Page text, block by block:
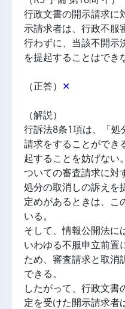
行政文書の開示請求に
示請求者は、行政不服
行わずに、当該不開示
を提起することはでき
（正答） ✕
（解説）
行訴法8条1項は、「
請求をすることができ
起することを妨げない
ついての審査請求に対
処分の取消しの訴えを
定めがあるときは、こ
いる。
そして、情報公開法に
いわゆる不服申立前置
ため、審査請求と取消
できる。
したがって、行政文
定を受けた開示請求者